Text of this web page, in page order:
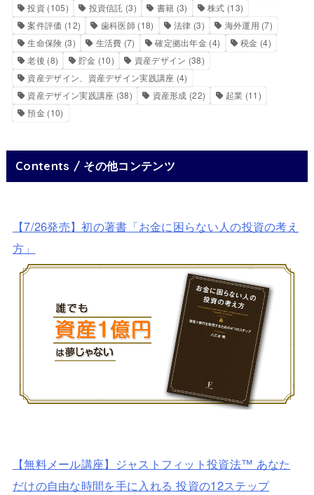
投資 (105) 投資信託 (3) 書籍 (3) 株式 (13)
案件評価 (12) 歯科医師 (18) 法律 (3) 海外運用 (7)
生命保険 (3) 生活費 (7) 確定拠出年金 (4) 税金 (4)
老後 (8) 貯金 (10) 資産デザイン (38)
資産デザイン、資産デザイン実践講座 (4)
資産デザイン実践講座 (38) 資産形成 (22) 起業 (11)
預金 (10)
Contents / その他コンテンツ
【7/26発売】初の著書「お金に困らない人の投資の考え
方」
【無料メール講座】ジャストフィット投資法™ あなた
だけの自由な時間を手に入れる 投資の12ステップ